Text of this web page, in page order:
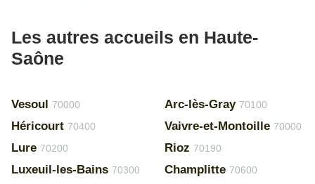
Les autres accueils en Haute-
Saône
Vesoul 70000
Héricourt 70400
Lure 70200
Luxeuil-les-Bains 70300
Arc-lès-Gray 70100
Vaivre-et-Montoille 70000
Rioz 70190
Champlitte 70600